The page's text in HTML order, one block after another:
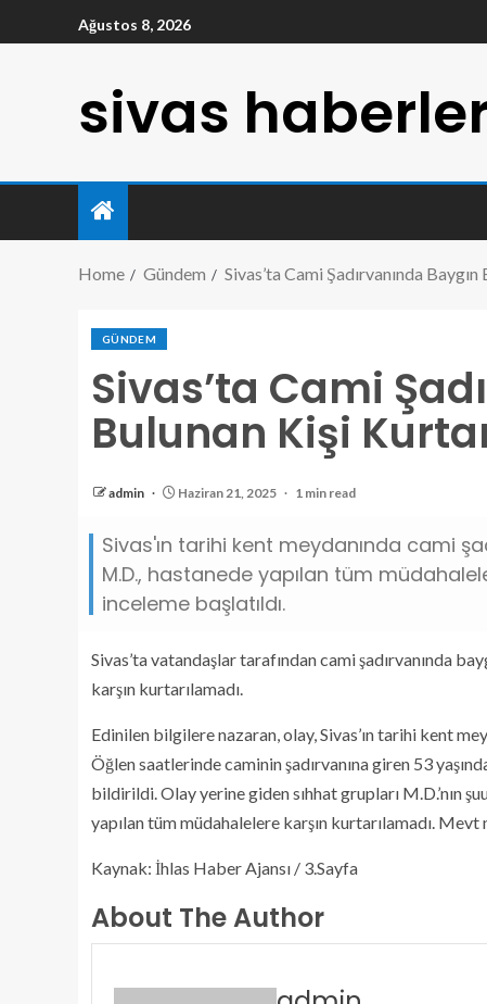
Ağustos 8, 2026
sivas
Home Gündem Sivas’ta Cami Şadırvanında
GÜNDEM
Sivas’ta Cami
Bulunan Kişi
admin Haziran 21, 2025 1 min read
Sivas'ın tarihi kent meydanında cami
M.D., hastanede yapılan tüm
inceleme başlatıldı.
Sivas’ta vatandaşlar tarafından cami şadırvanında
karşın kurtarılamadı.
Edinilen bilgilere nazaran, olay, Sivas’ın tarihi kent
Öğlen saatlerinde caminin şadırvanına giren 53
bildirildi. Olay yerine giden sıhhat grupları M.D.’nın
yapılan tüm müdahalelere karşın kurtarılamadı.
Kaynak: İhlas Haber Ajansı / 3.Sayfa
About The Author